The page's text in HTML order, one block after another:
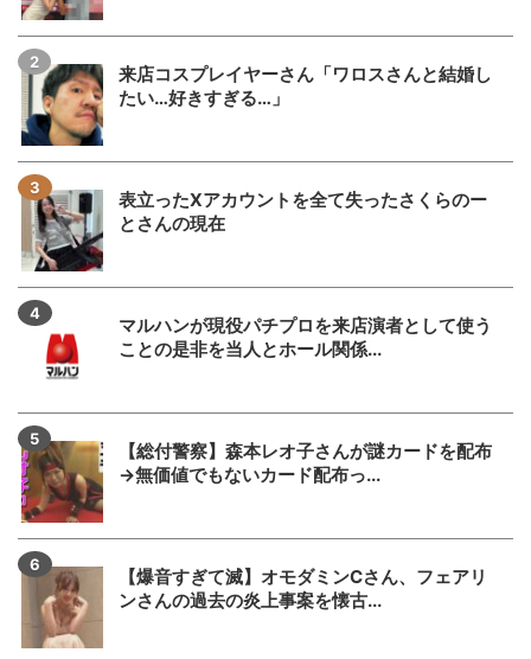
来店コスプレイヤーさん「ワロスさんと結婚し
たい…好きすぎる…」
表立ったXアカウントを全て失ったさくらのー
とさんの現在
マルハンが現役パチプロを来店演者として使う
ことの是非を当人とホール関係...
【総付警察】森本レオ子さんが謎カードを配布
→無価値でもないカード配布っ...
【爆音すぎて滅】オモダミンCさん、フェアリ
ンさんの過去の炎上事案を懐古...